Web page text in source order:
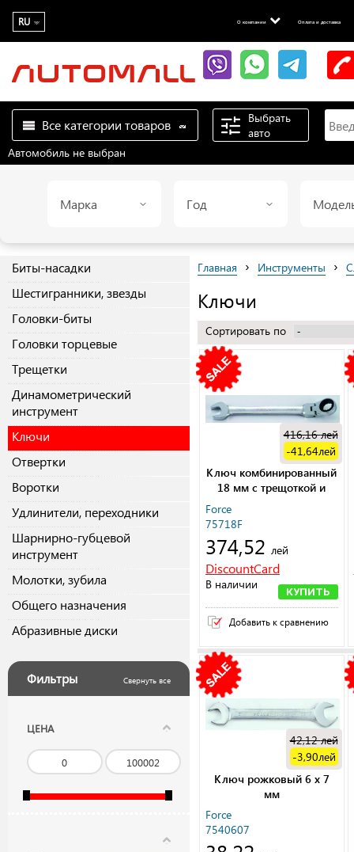
RU О компании Оплата и доставка
Все категории товаров
Выбрать
авто
Автомобиль не выбран
Марка Год
Биты-насадки
Шестигранники, звезды
Головки-биты
Головки торцевые
Трещетки
Динамометрический
инструмент
Ключи
Отвертки
Воротки
Удлинители, переходники
Шарнирно-губцевой
инструмент
Молотки, зубила
Общего назначения
Абразивные диски
Фильтры Свернуть все
ЦЕНА
Главная › Инструменты ›
Ключи
Сортировать по
Ключ комбинированный
18 мм с трещоткой и
Force
75718F
374,52 лей
DiscountCard
416,16лей
-41,64лей
В наличии
КУПИТЬ
Добавить к сравнению
Ключ рожковый 6 х 7
мм
Force
7540607
42,12лей
-3,90лей